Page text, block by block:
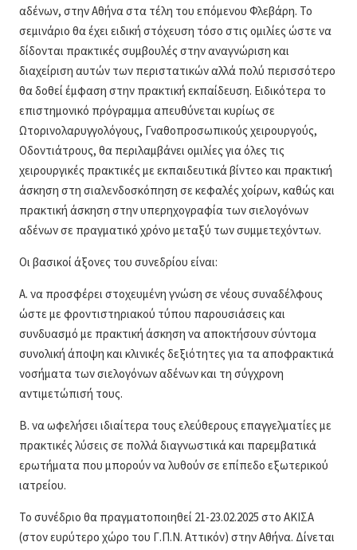
αδένων, στην Αθήνα στα τέλη του επόμενου Φλεβάρη. Το
σεμινάριο θα έχει ειδική στόχευση τόσο στις ομιλίες ώστε να
δίδονται πρακτικές συμβουλές στην αναγνώριση και
διαχείριση αυτών των περιστατικών αλλά πολύ περισσότερο
θα δοθεί έμφαση στην πρακτική εκπαίδευση. Ειδικότερα το
επιστημονικό πρόγραμμα απευθύνεται κυρίως σε
Ωτορινολαρυγγολόγους, Γναθοπροσωπικούς χειρουργούς,
Οδοντιάτρους, θα περιλαμβάνει ομιλίες για όλες τις
χειρουργικές πρακτικές με εκπαιδευτικά βίντεο και πρακτική
άσκηση στη σιαλενδοσκόπηση σε κεφαλές χοίρων, καθώς και
πρακτική άσκηση στην υπερηχογραφία των σιελογόνων
αδένων σε πραγματικό χρόνο μεταξύ των συμμετεχόντων.
Οι βασικοί άξονες του συνεδρίου είναι:
Α. να προσφέρει στοχευμένη γνώση σε νέους συναδέλφους
ώστε με φροντιστηριακού τύπου παρουσιάσεις και
συνδυασμό με πρακτική άσκηση να αποκτήσουν σύντομα
συνολική άποψη και κλινικές δεξιότητες για τα αποφρακτικά
νοσήματα των σιελογόνων αδένων και τη σύγχρονη
αντιμετώπισή τους.
Β. να ωφελήσει ιδιαίτερα τους ελεύθερους επαγγελματίες με
πρακτικές λύσεις σε πολλά διαγνωστικά και παρεμβατικά
ερωτήματα που μπορούν να λυθούν σε επίπεδο εξωτερικού
ιατρείου.
Το συνέδριο θα πραγματοποιηθεί 21-23.02.2025 στο ΑΚΙΣΑ
(στον ευρύτερο χώρο του Γ.Π.Ν. Αττικόν) στην Αθήνα. Δίνεται